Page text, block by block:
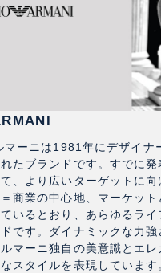
マーニは1981年にデザイナ
たブランドです。すでに
、より広いターゲットに
＝商業の中心地、マーケッ
いるとおり、あらゆるラ
です。ダイナミックな力
マーニ独自の美意識とエ
スタイルを表現しています